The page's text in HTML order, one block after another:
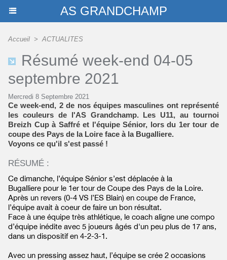
AS GRANDCHAMP
Accueil > ACTUALITES
Résumé week-end 04-05
septembre 2021
Mercredi 8 Septembre 2021
Ce week-end, 2 de nos équipes masculines ont représenté
les couleurs de l'AS Grandchamp. Les U11, au tournoi
Breizh Cup à Saffré et l'équipe Sénior, lors du 1er tour de
coupe des Pays de la Loire face à la Bugalliere.
Voyons ce qu'il s'est passé !
RÉSUMÉ :
Ce dimanche, l’équipe Sénior s’est déplacée à la
Bugalliere pour le 1er tour de Coupe des Pays de la Loire.
Après un revers (0-4 VS l’ES Blain) en coupe de France,
l’équipe avait à coeur de faire un bon résultat.
Face à une équipe très athlétique, le coach aligne une compo
d’équipe inédite avec 5 joueurs âgés d'un peu plus de 17 ans,
dans un dispositif en 4-2-3-1.
Avec un pressing assez haut, l’équipe se crée 2 occasions